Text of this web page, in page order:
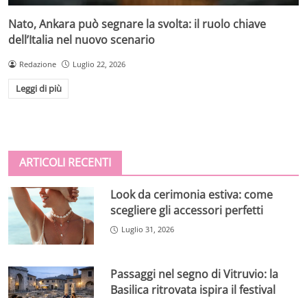
Nato, Ankara può segnare la svolta: il ruolo chiave
dell’Italia nel nuovo scenario
Redazione Luglio 22, 2026
Leggi di più
ARTICOLI RECENTI
Look da cerimonia estiva: come
scegliere gli accessori perfetti
Luglio 31, 2026
Passaggi nel segno di Vitruvio: la
Basilica ritrovata ispira il festival